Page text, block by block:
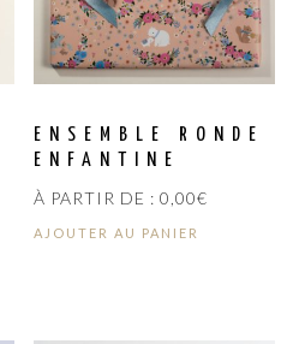
ENSEMBLE RONDE
ENFANTINE
À PARTIR DE :0,00€
AJOUTER AU PANIER